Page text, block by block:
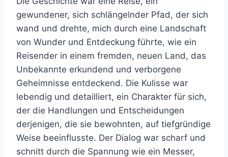
gewundener, sich schlängelnder Pfad, der sich
wand und drehte, mich durch eine Landschaft
von Wunder und Entdeckung führte, wie ein
Reisender in einem fremden, neuen Land, das
Unbekannte erkundend und verborgene
Geheimnisse entdeckend. Die Kulisse war
lebendig und detailliert, ein Charakter für sich,
der die Handlungen und Entscheidungen
derjenigen, die sie bewohnten, auf tiefgründige
Weise beeinflusste. Der Dialog war scharf und
schnitt durch die Spannung wie ein Messer,